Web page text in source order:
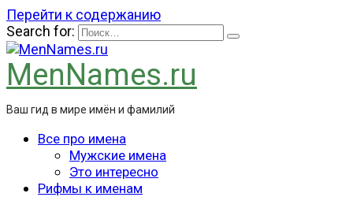
Перейти к содержанию
Search for:
MenNames.ru
Ваш гид в мире имён и фамилий
Все про имена
Мужские имена
Это интересно
Рифмы к именам